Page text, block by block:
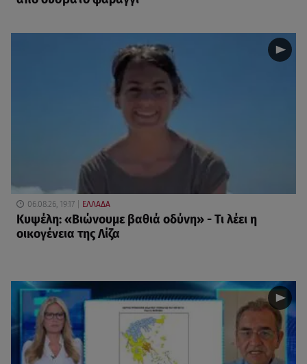
06.08.26, 19:17 ΕΛΛΑΔΑ
Κυψέλη: «Βιώνουμε βαθιά οδύνη» - Τι λέει η
οικογένεια της Λίζα